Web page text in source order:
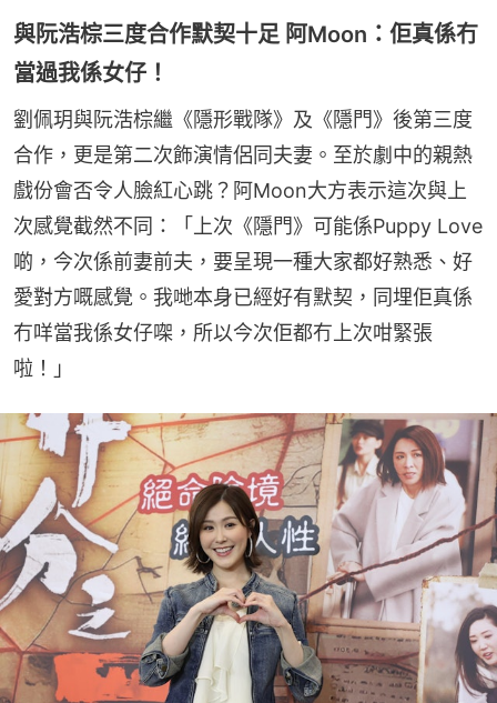
與阮浩棕三度合作默契十足 阿Moon：佢真係冇
當過我係女仔！
劉佩玥與阮浩棕繼《隱形戰隊》及《隱門》後第三度
合作，更是第二次飾演情侶同夫妻。至於劇中的親熱
戲份會否令人臉紅心跳？阿Moon大方表示這次與上
次感覺截然不同：「上次《隱門》可能係Puppy Love
啲，今次係前妻前夫，要呈現一種大家都好熟悉、好
愛對方嘅感覺。我哋本身已經好有默契，同埋佢真係
冇咩當我係女仔㗎，所以今次佢都冇上次咁緊張
啦！」